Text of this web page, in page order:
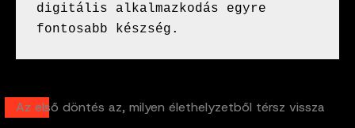
digitális alkalmazkodás egyre
fontosabb készség.
Az első döntés az, milyen élethelyzetből térsz vissza